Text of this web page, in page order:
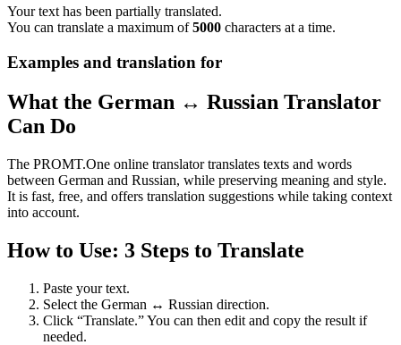
Your text has been partially translated.
You can translate a maximum of5000 characters at a time.
Examples and translation for
What the German ↔ Russian Translator
Can Do
The PROMT.One online translator translates texts and words
between German and Russian, while preserving meaning and style.
It is fast, free, and offers translation suggestions while taking context
into account.
How to Use: 3 Steps to Translate
Paste your text.
Select the German ↔ Russian direction.
Click “Translate.” You can then edit and copy the result if
needed.